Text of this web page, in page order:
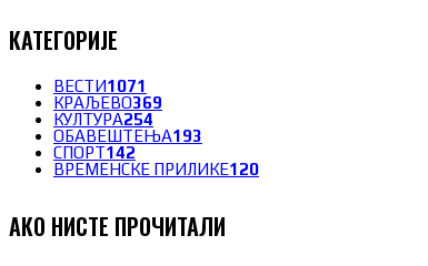
КАТЕГОРИЈЕ
ВЕСТИ1071
КРАЉЕВО369
КУЛТУРА254
ОБАВЕШТЕЊА193
СПОРТ142
ВРЕМЕНСКЕ ПРИЛИКЕ120
АКО НИСТЕ ПРОЧИТАЛИ